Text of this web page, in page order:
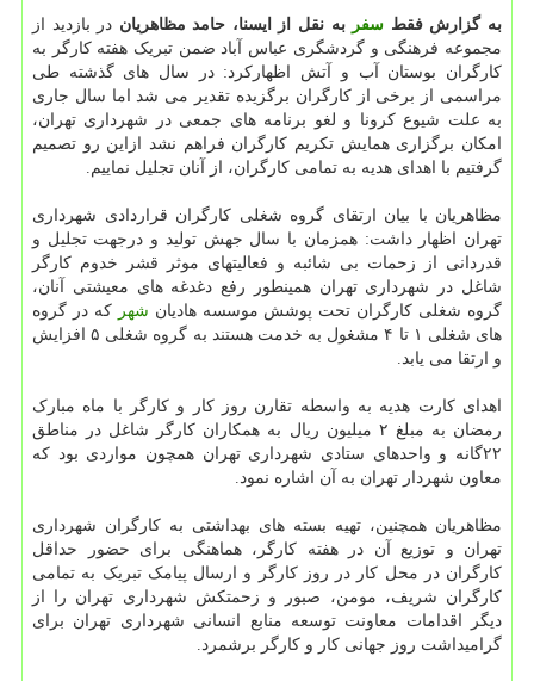
به گزارش فقط سفر به نقل از ایسنا، حامد مظاهریان در بازدید از
مجموعه فرهنگی و گردشگری عباس آباد ضمن تبریک هفته کارگر به
کارگران بوستان آب و آتش اظهارکرد: در سال های گذشته طی
مراسمی از برخی از کارگران برگزیده تقدیر می شد اما سال جاری
به علت شیوع کرونا و لغو برنامه های جمعی در شهرداری تهران،
امکان برگزاری همایش تکریم کارگران فراهم نشد ازاین رو تصمیم
گرفتیم با اهدای هدیه به تمامی کارگران، از آنان تجلیل نماییم.
مظاهریان با بیان ارتقای گروه شغلی کارگران قراردادی شهرداری
تهران اظهار داشت: همزمان با سال جهش تولید و درجهت تجلیل و
قدردانی از زحمات بی شائبه و فعالیتهای موثر قشر خدوم کارگر
شاغل در شهرداری تهران همینطور رفع دغدغه های معیشتی آنان،
گروه شغلی کارگران تحت پوشش موسسه هادیان شهر که در گروه
های شغلی ۱ تا ۴ مشغول به خدمت هستند به گروه شغلی ۵ افزایش
و ارتقا می یابد.
اهدای کارت هدیه به واسطه تقارن روز کار و کارگر با ماه مبارک
رمضان به مبلغ ۲ میلیون ریال به همکاران کارگر شاغل در مناطق
۲۲گانه و واحدهای ستادی شهرداری تهران همچون مواردی بود که
معاون شهردار تهران به آن اشاره نمود.
مظاهریان همچنین، تهیه بسته های بهداشتی به کارگران شهرداری
تهران و توزیع آن در هفته کارگر، هماهنگی برای حضور حداقل
کارگران در محل کار در روز کارگر و ارسال پیامک تبریک به تمامی
کارگران شریف، مومن، صبور و زحمتکش شهرداری تهران را از
دیگر اقدامات معاونت توسعه منابع انسانی شهرداری تهران برای
گرامیداشت روز جهانی کار و کارگر برشمرد.